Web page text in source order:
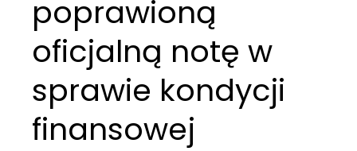
poprawioną
oficjalną notę w
sprawie kondycji
finansowej